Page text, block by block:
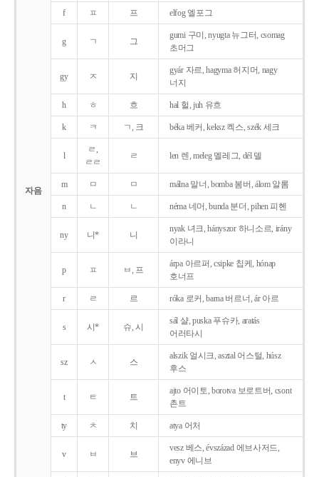
자음
f ㅍ 프 elfog 엘포그
g ㄱ 그
gumi 구미, nyugta 뉴그터, csomag
초머그
gy ㅈ 지
gyár 자르, hagyma 허지머, nagy
너지
h ㅎ 흐 hal 헐, juh 유흐
k ㅋ ㄱ, 크 béka 베커, keksz 켁스, szék 세크
l
ㄹ,
ㄹㄹ
ㄹ len 렌, meleg 멜레그, dél 델
m ㅁ ㅁ málna 말너, bomba 봄버, álom 알롬
n ㄴ ㄴ néma 네머, bunda 분더, pihen 피헨
ny 니* 니
nyak 녀크, hányszor 하니소르, irány
이라니
p ㅍ ㅂ, 프
árpa 아르퍼, csipke 칩케, hónap
호너프
r ㄹ 르 róka 로커, barna 버르너, ár 아르
s 시* 슈, 시
sál 샬, puska 푸슈카, aratás
어러타시
sz ㅅ 스
alszik 얼시크, asztal 어스털, húsz
후스
t ㅌ 트
ajto 어이토, borotva 보로트버, csont
촌트
ty ㅊ 치 atya 어처
v ㅂ 브
vesz 베스, évszázad 에브사저드,
enyv 에니브